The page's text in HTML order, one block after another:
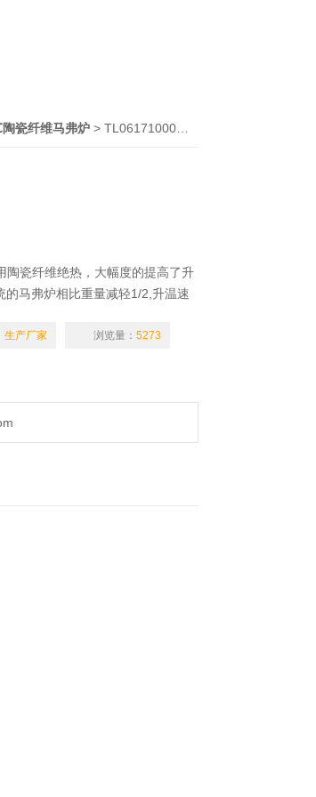
瓷纤维马弗炉 > TL06171000℃陶瓷纤维马弗炉
瓷纤维绝热，大幅度的提高了升
马弗炉相比重量减轻1/2,升温速
生产厂家 浏览量： 5273